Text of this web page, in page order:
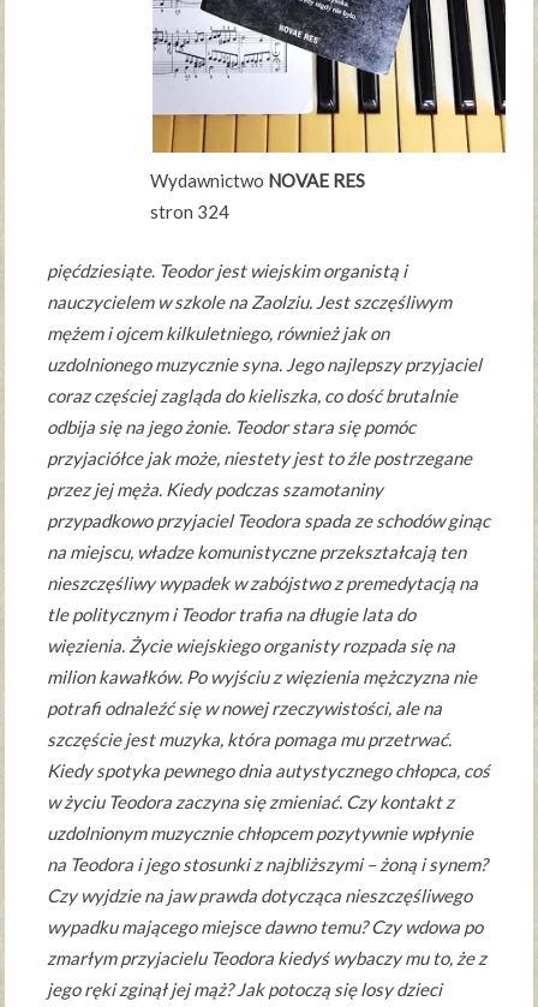
Wydawnictwo NOVAE RES
stron 324
pięćdziesiąte. Teodor jest wiejskim organistą i
nauczycielem w szkole na Zaolziu. Jest szczęśliwym
mężem i ojcem kilkuletniego, również jak on
uzdolnionego muzycznie syna. Jego najlepszy przyjaciel
coraz częściej zagląda do kieliszka, co dość brutalnie
odbija się na jego żonie. Teodor stara się pomóc
przyjaciółce jak może, niestety jest to źle postrzegane
przez jej męża. Kiedy podczas szamotaniny
przypadkowo przyjaciel Teodora spada ze schodów ginąc
na miejscu, władze komunistyczne przekształcają ten
nieszczęśliwy wypadek w zabójstwo z premedytacją na
tle politycznym i Teodor trafia na długie lata do
więzienia. Życie wiejskiego organisty rozpada się na
milion kawałków. Po wyjściu z więzienia mężczyzna nie
potrafi odnaleźć się w nowej rzeczywistości, ale na
szczęście jest muzyka, która pomaga mu przetrwać.
Kiedy spotyka pewnego dnia autystycznego chłopca, coś
w życiu Teodora zaczyna się zmieniać. Czy kontakt z
uzdolnionym muzycznie chłopcem pozytywnie wpłynie
na Teodora i jego stosunki z najbliższymi – żoną i synem?
Czy wyjdzie na jaw prawda dotycząca nieszczęśliwego
wypadku mającego miejsce dawno temu? Czy wdowa po
zmarłym przyjacielu Teodora kiedyś wybaczy mu to, że z
jego ręki zginął jej mąż? Jak potoczą się losy dzieci